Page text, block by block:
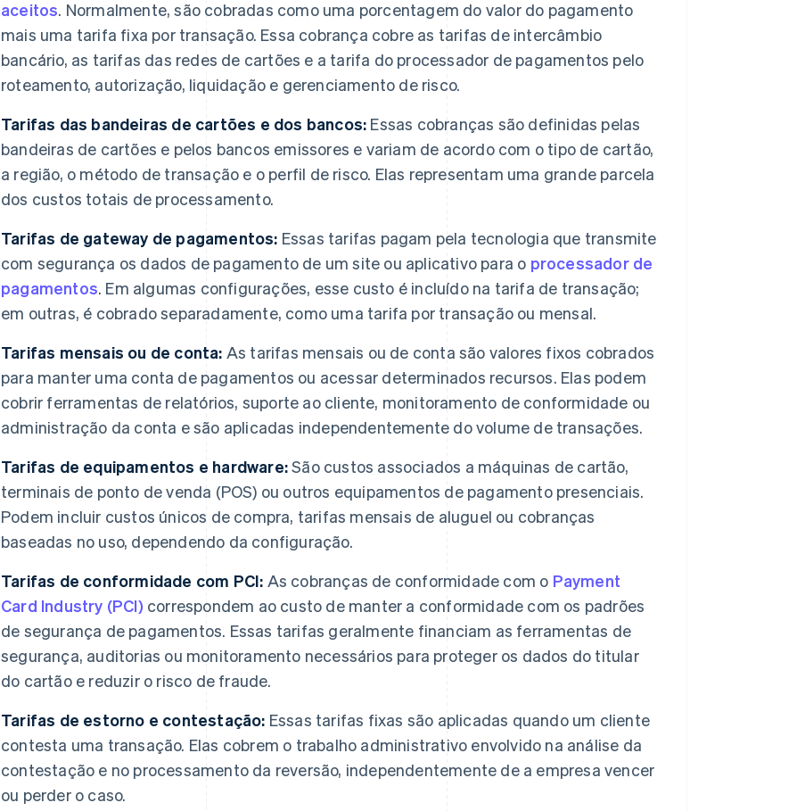
aceitos. Normalmente, são cobradas como uma porcentagem do valor do pagamento
mais uma tarifa fixa por transação. Essa cobrança cobre as tarifas de intercâmbio
bancário, as tarifas das redes de cartões e a tarifa do processador de pagamentos pelo
roteamento, autorização, liquidação e gerenciamento de risco.
Tarifas das bandeiras de cartões e dos bancos: Essas cobranças são definidas pelas
bandeiras de cartões e pelos bancos emissores e variam de acordo com o tipo de cartão,
a região, o método de transação e o perfil de risco. Elas representam uma grande parcela
dos custos totais de processamento.
Tarifas de gateway de pagamentos: Essas tarifas pagam pela tecnologia que transmite
com segurança os dados de pagamento de um site ou aplicativo para o processador de
pagamentos. Em algumas configurações, esse custo é incluído na tarifa de transação;
em outras, é cobrado separadamente, como uma tarifa por transação ou mensal.
Tarifas mensais ou de conta: As tarifas mensais ou de conta são valores fixos cobrados
para manter uma conta de pagamentos ou acessar determinados recursos. Elas podem
cobrir ferramentas de relatórios, suporte ao cliente, monitoramento de conformidade ou
administração da conta e são aplicadas independentemente do volume de transações.
Tarifas de equipamentos e hardware:São custos associados a máquinas de cartão,
terminais de ponto de venda (POS) ou outros equipamentos de pagamento presenciais.
Podem incluir custos únicos de compra, tarifas mensais de aluguel ou cobranças
baseadas no uso, dependendo da configuração.
Tarifas de conformidade com PCI: As cobranças de conformidade com o Payment
Card Industry (PCI) correspondem ao custo de manter a conformidade com os padrões
de segurança de pagamentos. Essas tarifas geralmente financiam as ferramentas de
segurança, auditorias ou monitoramento necessários para proteger os dados do titular
do cartão e reduzir o risco de fraude.
Tarifas de estorno e contestação: Essas tarifas fixas são aplicadas quando um cliente
contesta uma transação. Elas cobrem o trabalho administrativo envolvido na análise da
contestação e no processamento da reversão, independentemente de a empresa vencer
ou perder o caso.